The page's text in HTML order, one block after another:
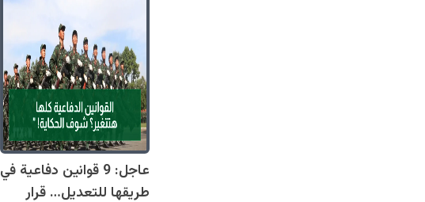
عاجل: 9 قوانين دفاعية في
طريقها للتعديل… قرار